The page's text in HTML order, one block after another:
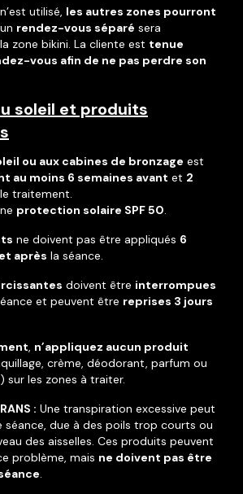
utilisé, les autres zones pourront
rendez-vous séparé sera
zone bikini. La cliente est tenue
vous afin de ne pas perdre son
soleil et produits
ou aux cabines de bronzage est
au moins 6 semaines avant et 2
le traitement.
protection solaire SPF 50.
ne doivent pas être appliqués 6
après la séance.
doivent être interrompues
et peuvent être reprises 3 jours
, n’appliquez aucun produit
crème, déodorant, parfum ou
sur les zones à traiter.
: Une transpiration excessive peut
séance, due à des poils trop courts ou
des aisselles. Ces produits peuvent
problème, mais ne doivent pas être
.